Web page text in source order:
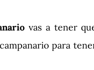
vas a tener
para